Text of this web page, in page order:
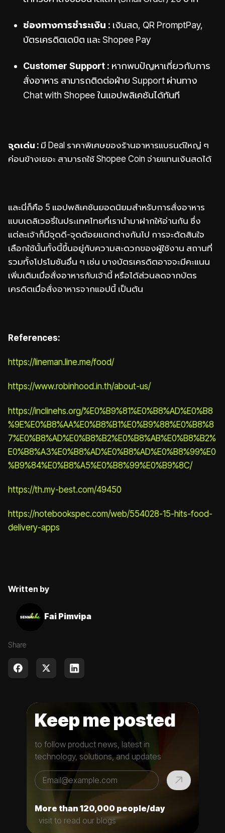
ช่องทางการชำระเงิน : เงินสด, QR PromptPay,
บัตรเครดิตเดบิต และ Shopee Pay
Customer Support : หากพบปัญหาเกี่ยวกับการ
สั่งอาหาร สามารถติดต่อฝ่าย Support ผ่านทาง
Chat with Shopee ในแอปพลิเคชันได้ทันที
จุดเด่น : มี Deal ราคาพิเศษของร้านอาหารแบรนด์ใหญ่ ๆ
ค่อนข้างเยอะ สามารถใช้ Shopee Coin จ่ายแทนเงินสดได้
และนี่ก็คือ 5 แอปพลิเคชันยอดนิยมสำหรับการสั่งอาหาร
แบบเดลิเวอรี่ในประเทศไทยที่เรานำมาฝากให้อ่านกัน ซึ่ง
แต่ละเจ้าก็มีจุดดี-จุดด้อยแตกต่างกันไป การจะตัดสินใจ
เลือกใช้นั้นทั้งนี้ขึ้นอยู่กับความสะดวกของผู้ใช้งาน สถานที่
รวมทั้งโปรโมชันอื่น ๆ เช่น บางบัตรเครดิตอาจจะมีคะแนน
เพิ่มเติมเมื่อสั่งอาหารกับเจ้านี้ หรือได้ส่วนลดจากบัตร
เครดิตเมื่อสั่งอาหารจากแอปนี้ เป็นต้น
References:
https://lineman.line.me/food/
https://www.robinhood.in.th/about-us/
https://inclinehs.org/%E0%B9%81%E0%B8%AD%E0%B8
%9E%E0%B8%AA%E0%B8%B1%E0%B9%88%E0%B8%8
7%E0%B8%AD%E0%B8%B2%E0%B8%AB%E0%B8%B2%
E0%B8%A3%E0%B8%AD%E0%B8%AD%E0%B8%99%E0
%B9%84%E0%B8%A5%E0%B8%99%E0%B9%8C/
https://th.my-best.com/49450
https://notebookspec.com/web/554028-15-hits-food-
delivery-apps
Written by
Fai Pimvipa
Share
Keep me posted
to follow product news, latest in
technology, solutions, and updates
More than 120,000 people/day
visit to read our blogs